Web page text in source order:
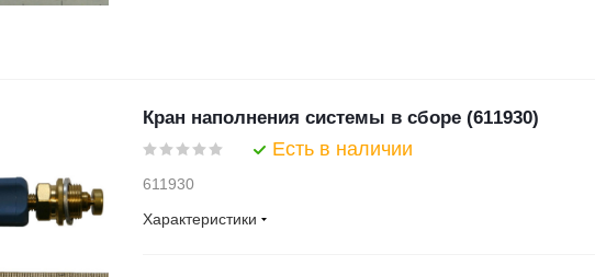
Кран наполнения системы в сборе (611930)
Есть в наличии
611930
Характеристики